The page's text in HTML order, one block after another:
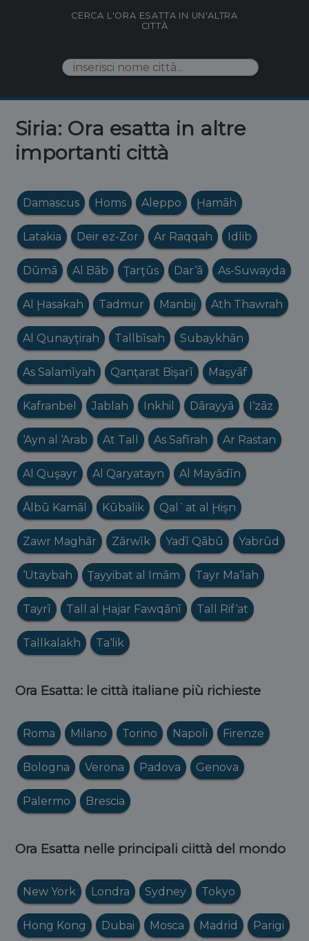
CERCA L'ORA ESATTA IN UN'ALTRA
CITTÀ
Siria: Ora esatta in altre
importanti città
Damascus Homs Aleppo Ḩamāh
Latakia Deir ez-Zor Ar Raqqah Idlib
Dūmā Al Bāb Ţarţūs Dar‘ā As-Suwayda
Al Ḩasakah Tadmur Manbij Ath Thawrah
Al Qunayţirah Tallbīsah Subaykhān
As Salamīyah Qanţarat Bişarī Maşyāf
Kafranbel Jablah Inkhil Dārayyā I‘zāz
‘Ayn al ‘Arab At Tall As Safīrah Ar Rastan
Al Quşayr Al Qaryatayn Al Mayādīn
Ālbū Kamāl Kūbalik Qal`at al Ḩişn
Zawr Maghār Zārwīk Yadī Qābū Yabrūd
‘Utaybah Ţayyibat al Imām Tayr Ma‘lah
Tayrī Tall al Ḩajar Fawqānī Tall Rif‘at
Tallkalakh Ta‘lik
Ora Esatta: le città italiane più richieste
Roma Milano Torino Napoli Firenze
Bologna Verona Padova Genova
Palermo Brescia
Ora Esatta nelle principali ciittà del mondo
New York Londra Sydney Tokyo
Hong Kong Dubai Mosca Madrid Parigi